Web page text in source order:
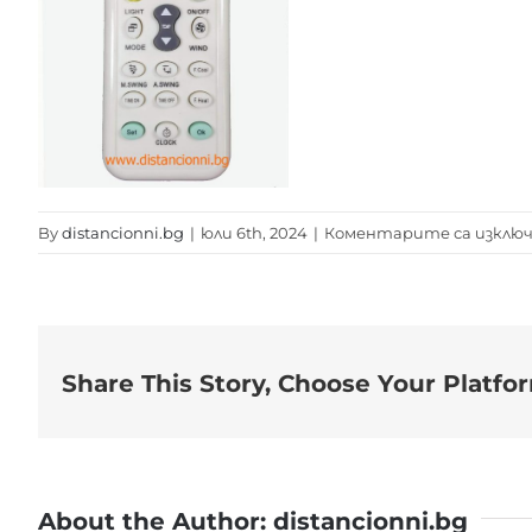
Bydistancionni.bg | юли 6th, 2024 | Коментарите са
Share This Story, Choose Your
About the Author: distancionni.bg